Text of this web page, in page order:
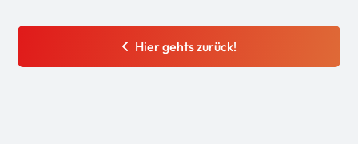
Hier gehts zurück!